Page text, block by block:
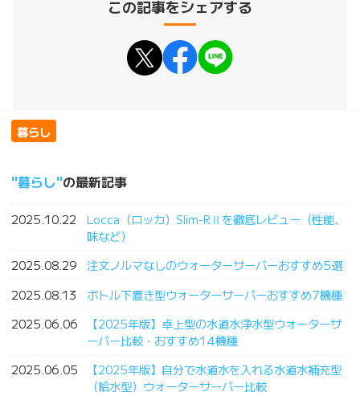
この記事をシェアする
暮らし
暮らし の最新記事
2025.10.22
Locca（ロッカ）Slim-RⅡを徹底レビュー（性能、
味など）
2025.08.29
注文ノルマなしのウォーターサーバーおすすめ5選
2025.08.13
ボトル下置き型ウォーターサーバーおすすめ7機種
2025.06.06
【2025年版】卓上型の水道水浄水型ウォーターサ
ーバー比較・おすすめ14機種
2025.06.05
【2025年版】自分で水道水を入れる水道水補充型
（給水型）ウォーターサーバー比較